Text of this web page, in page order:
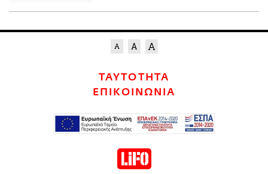
ΤΑΥΤΟΤΗΤΑ
ΕΠΙΚΟΙΝΩΝΙΑ